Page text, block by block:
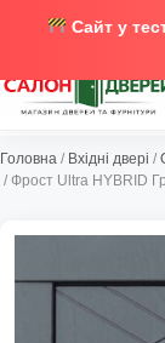
Сайт у
067-370-89-35
067-489-58-29
Головна / Вхідні двері /
/ Фрост Ultra HYBRID